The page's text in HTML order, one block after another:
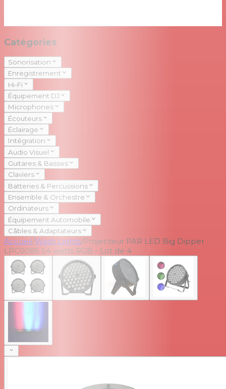
Catégories
Sonorisation
Enregistrement
Hi-Fi
Équipement DJ
Microphones
Écouteurs
Éclairage
Intégration
Audio Visuel
Guitares & Basses
Claviers
Batteries & Percussions
Ensemble & Orchestre
Ordinateurs
Équipement Automobile
Câbles & Adaptateurs
Accueil/Wash Lights/Projecteur PAR LED Big Dipper
LPC008S 54 watts RGB - Lot de 4